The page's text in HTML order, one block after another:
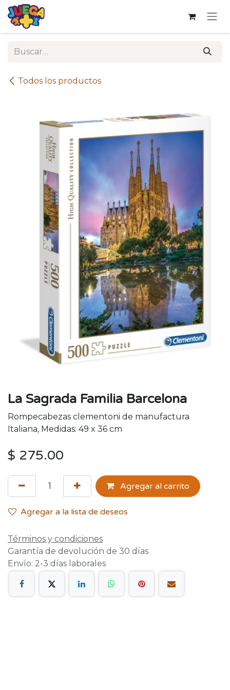
Ir al contenido
Todos los productos
La Sagrada Familia Barcelona
Rompecabezas clementoni de manufactura
Italiana, Medidas: 49 x 36 cm
$ 275.00
Agregar al carrito
Agregar a la lista de deseos
Términos y condiciones
Garantía de devolución de 30 días
Envío: 2-3 días laborales